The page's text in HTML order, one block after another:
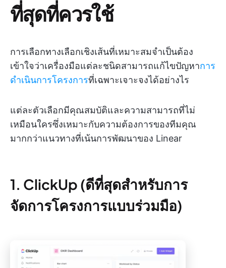
ที่สุดที่ควรใช้
การเลือกทางเลือกเชิงเส้นที่เหมาะสมจำเป็นต้อง
เข้าใจว่าเครื่องมือแต่ละชนิดสามารถแก้ไขปัญหาการ
ดำเนินการโครงการที่เฉพาะเจาะจงได้อย่างไร
แต่ละตัวเลือกมีคุณสมบัติและความสามารถที่ไม่
เหมือนใครซึ่งเหมาะกับความต้องการของทีมคุณ
มากกว่าแนวทางที่เน้นการพัฒนาของ Linear
1. ClickUp (ดีที่สุดสำหรับการ
จัดการโครงการแบบร่วมมือ)